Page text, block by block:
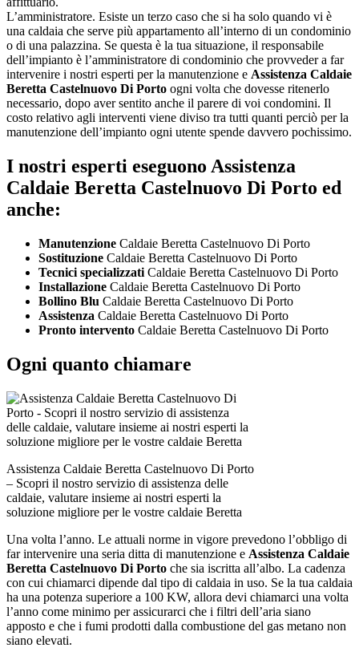
L’amministratore. Esiste un terzo caso che si ha solo quando vi è
una caldaia che serve più appartamento all’interno di un condominio
o di una palazzina. Se questa è la tua situazione, il responsabile
dell’impianto è l’amministratore di condominio che provveder a far
intervenire i nostri esperti per la manutenzione e Assistenza Caldaie
Beretta Castelnuovo Di Porto ogni volta che dovesse ritenerlo
necessario, dopo aver sentito anche il parere di voi condomini. Il
costo relativo agli interventi viene diviso tra tutti quanti perciò per la
manutenzione dell’impianto ogni utente spende davvero pochissimo.
I nostri esperti eseguono Assistenza
Caldaie Beretta Castelnuovo Di Porto ed
anche:
Manutenzione Caldaie Beretta Castelnuovo Di Porto
Sostituzione Caldaie Beretta Castelnuovo Di Porto
Tecnici specializzati Caldaie Beretta Castelnuovo Di Porto
Installazione Caldaie Beretta Castelnuovo Di Porto
Bollino Blu Caldaie Beretta Castelnuovo Di Porto
Assistenza Caldaie Beretta Castelnuovo Di Porto
Pronto intervento Caldaie Beretta Castelnuovo Di Porto
Ogni quanto chiamare
Assistenza Caldaie Beretta Castelnuovo Di Porto
– Scopri il nostro servizio di assistenza delle
caldaie, valutare insieme ai nostri esperti la
soluzione migliore per le vostre caldaie Beretta
Una volta l’anno. Le attuali norme in vigore prevedono l’obbligo di
far intervenire una seria ditta di manutenzione e Assistenza Caldaie
Beretta Castelnuovo Di Porto che sia iscritta all’albo. La cadenza
con cui chiamarci dipende dal tipo di caldaia in uso. Se la tua caldaia
ha una potenza superiore a 100 KW, allora devi chiamarci una volta
l’anno come minimo per assicurarci che i filtri dell’aria siano
apposto e che i fumi prodotti dalla combustione del gas metano non
siano elevati.